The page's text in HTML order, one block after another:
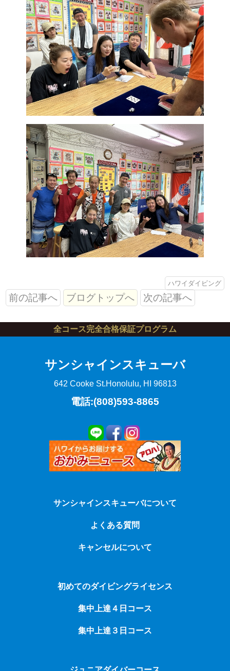
ハワイダイビング
前の記事へ ブログトップへ 次の記事へ
全コース完全合格保証プログラム
サンシャインスキューバ
642 Cooke St.Honolulu, HI 96813
電話:(808)593-8865
サンシャインスキューバについて
よくある質問
キャンセルについて
初めてのダイビングライセンス
集中上達４日コース
集中上達３日コース